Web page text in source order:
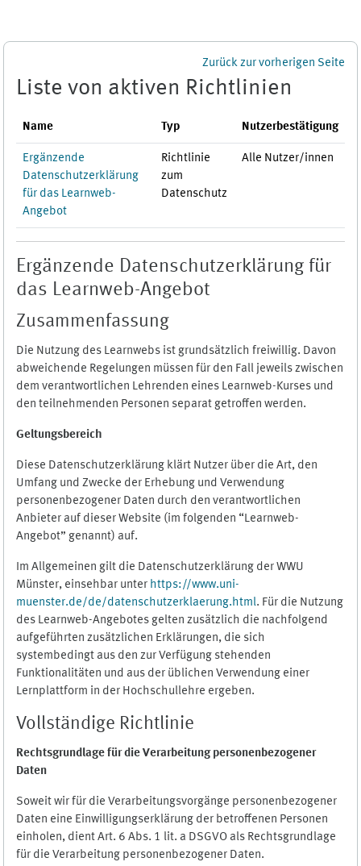
Zurück zur vorherigen Seite
Liste von aktiven Richtlinien
Name Typ Nutzerbestätigung
Ergänzende
Datenschutzerklärung
für das Learnweb-
Angebot
Richtlinie
zum
Datenschutz
Alle Nutzer/innen
Ergänzende Datenschutzerklärung für
das Learnweb-Angebot
Zusammenfassung
Die Nutzung des Learnwebs ist grundsätzlich freiwillig. Davon
abweichende Regelungen müssen für den Fall jeweils zwischen
dem verantwortlichen Lehrenden eines Learnweb-Kurses und
den teilnehmenden Personen separat getroffen werden.
Geltungsbereich
Diese Datenschutzerklärung klärt Nutzer über die Art, den
Umfang und Zwecke der Erhebung und Verwendung
personenbezogener Daten durch den verantwortlichen
Anbieter auf dieser Website (im folgenden “Learnweb-
Angebot” genannt) auf.
Im Allgemeinen gilt die Datenschutzerklärung der WWU
Münster, einsehbar unter https://www.uni-
muenster.de/de/datenschutzerklaerung.html. Für die Nutzung
des Learnweb-Angebotes gelten zusätzlich die nachfolgend
aufgeführten zusätzlichen Erklärungen, die sich
systembedingt aus den zur Verfügung stehenden
Funktionalitäten und aus der üblichen Verwendung einer
Lernplattform in der Hochschullehre ergeben.
Vollständige Richtlinie
Rechtsgrundlage für die Verarbeitung personenbezogener
Daten
Soweit wir für die Verarbeitungsvorgänge personenbezogener
Daten eine Einwilligungserklärung der betroffenen Personen
einholen, dient Art. 6 Abs. 1 lit. a DSGVO als Rechtsgrundlage
für die Verarbeitung personenbezogener Daten.